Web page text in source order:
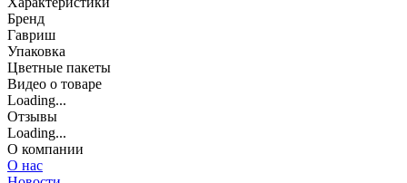
Бренд
Гавриш
Упаковка
Цветные пакеты
Видео о товаре
Loading...
Отзывы
Loading...
О компании
О нас